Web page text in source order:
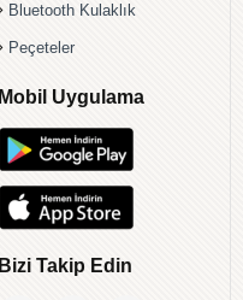
Bluetooth Kulaklık
Peçeteler
Mobil Uygulama
Bizi Takip Edin